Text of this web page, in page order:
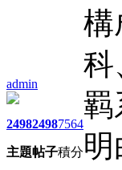
admin
2498
主題
2498
帖子
7564
積分
構
科
羁
明